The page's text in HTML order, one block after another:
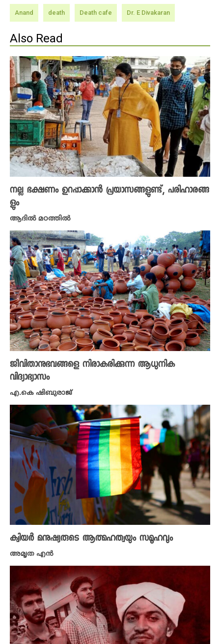
Anand death Death cafe Dr. E Divakaran
Also Read
നല്ല ഭക്ഷണം ഉറപ്പാക്കാൻ പ്രയാസങ്ങളുണ്ട്, പരിഹാരങ്ങ
ളും
ആദിൽ മഠത്തിൽ
ജീവിതാനുഭവങ്ങളെ നിരാകരിക്കുന്ന ആധുനിക
വിദ്യാഭ്യാസം
എ.കെ ഷിബുരാജ്
ക്വിയർ മനുഷ്യരുടെ ആത്മഹത്വയും സമൂഹവും
അമൃത എൻ